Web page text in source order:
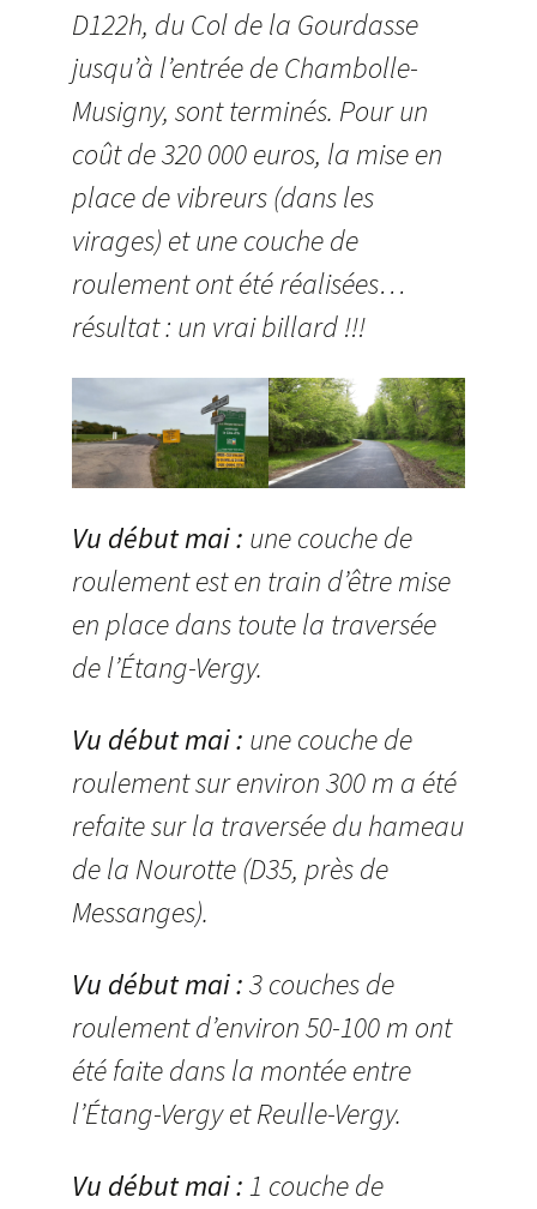
D122h, du Col de la Gourdasse
jusqu’à l’entrée de Chambolle-
Musigny, sont terminés. Pour un
coût de 320 000 euros, la mise en
place de vibreurs (dans les
virages) et une couche de
roulement ont été réalisées…
résultat : un vrai billard !!!
Vu début mai : une couche de
roulement est en train d’être mise
en place dans toute la traversée
de l’Étang-Vergy.
Vu début mai : une couche de
roulement sur environ 300 m a été
refaite sur la traversée du hameau
de la Nourotte (D35, près de
Messanges).
Vu début mai :3 couches de
roulement d’environ 50-100 m ont
été faite dans la montée entre
l’Étang-Vergy et Reulle-Vergy.
Vu début mai :1 couche de